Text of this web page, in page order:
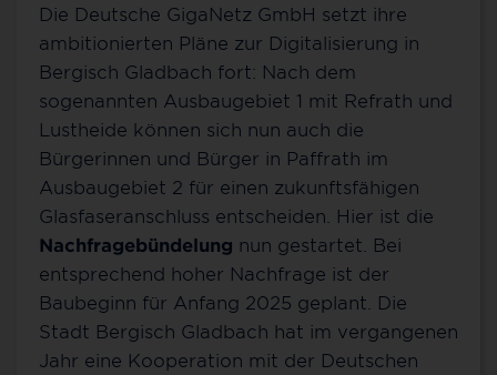
Die Deutsche GigaNetz GmbH setzt ihre
ambitionierten Pläne zur Digitalisierung in
Bergisch Gladbach fort: Nach dem
sogenannten Ausbaugebiet 1 mit Refrath und
Lustheide können sich nun auch die
Bürgerinnen und Bürger in Paffrath im
Ausbaugebiet 2 für einen zukunftsfähigen
Glasfaseranschluss entscheiden. Hier ist die
Nachfragebündelung nun gestartet. Bei
entsprechend hoher Nachfrage ist der
Baubeginn für Anfang 2025 geplant. Die
Stadt Bergisch Gladbach hat im vergangenen
Jahr eine Kooperation mit der Deutschen